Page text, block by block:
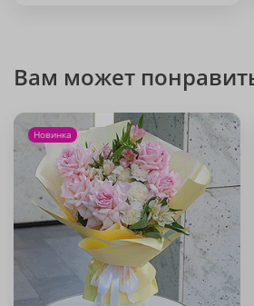
Вам может
Новинка